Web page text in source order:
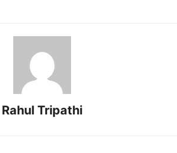
Rahul Tripathi